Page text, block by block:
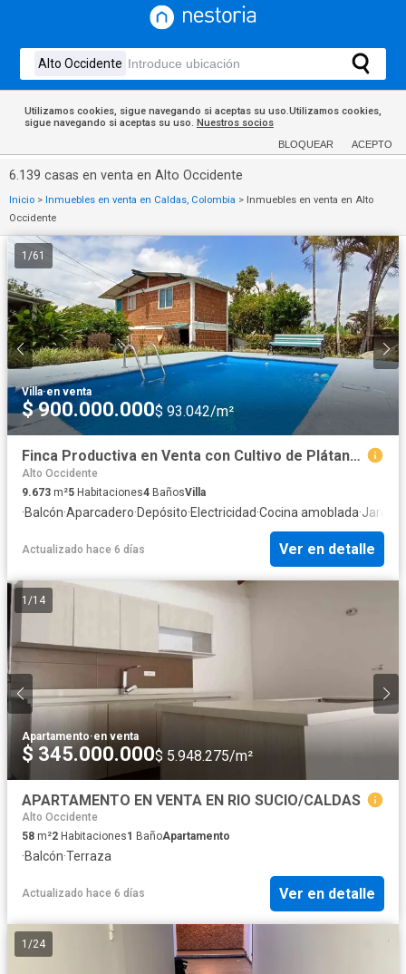
Utilizamos cookies, sigue navegando si aceptas su uso.Utilizamos cookies,
sigue navegando si aceptas su uso. Nuestros socios
BLOQUEAR ACEPTO
6.139 casas en venta en Alto Occidente
Inicio > Inmuebles en venta en Caldas, Colombia > Inmuebles en venta en Alto
Occidente
1 /61
Villa·en venta
$ 900.000.000$ 93.042/m²
Finca Productiva en Venta con Cultivo de Plátano en Hojas Anchas Q
Alto Occidente
9.673 m²5 Habitaciones4 BañosVilla
·Balcón·Aparcadero·Depósito·Electricidad·Cocina amoblada·Jardín
Actualizado hace 6 días Ver en detalle
1 /14
Apartamento·en venta
$ 345.000.000$ 5.948.275/m²
APARTAMENTO EN VENTA EN RIO SUCIO/CALDAS
Alto Occidente
58 m²2 Habitaciones1 BañoApartamento
·Balcón·Terraza
Actualizado hace 6 días Ver en detalle
1 /24